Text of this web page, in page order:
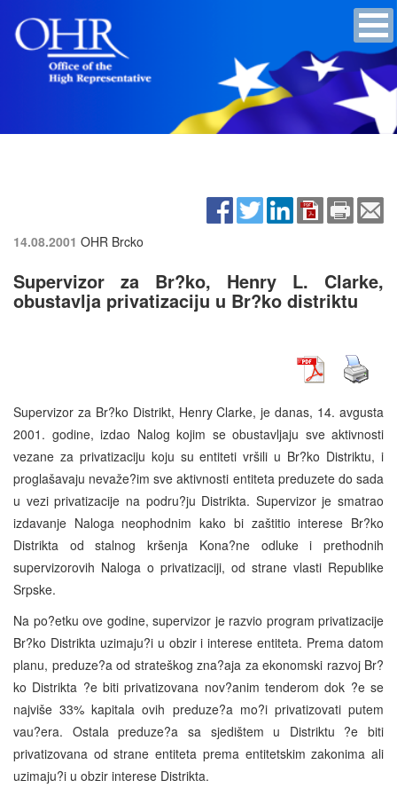
14.08.2001 OHR Brcko
Supervizor za Br?ko, Henry L. Clarke,
obustavlja privatizaciju u Br?ko distriktu
Supervizor za Br?ko Distrikt, Henry Clarke, je danas, 14. avgusta
2001. godine, izdao Nalog kojim se obustavljaju sve aktivnosti
vezane za privatizaciju koju su entiteti vršili u Br?ko Distriktu, i
proglašavaju nevaže?im sve aktivnosti entiteta preduzete do sada
u vezi privatizacije na podru?ju Distrikta. Supervizor je smatrao
izdavanje Naloga neophodnim kako bi zaštitio interese Br?ko
Distrikta od stalnog kršenja Kona?ne odluke i prethodnih
supervizorovih Naloga o privatizaciji, od strane vlasti Republike
Srpske.
Na po?etku ove godine, supervizor je razvio program privatizacije
Br?ko Distrikta uzimaju?i u obzir i interese entiteta. Prema datom
planu, preduze?a od strateškog zna?aja za ekonomski razvoj Br?
ko Distrikta ?e biti privatizovana nov?anim tenderom dok ?e se
najviše 33% kapitala ovih preduze?a mo?i privatizovati putem
vau?era. Ostala preduze?a sa sjedištem u Distriktu ?e biti
privatizovana od strane entiteta prema entitetskim zakonima ali
uzimaju?i u obzir interese Distrikta.